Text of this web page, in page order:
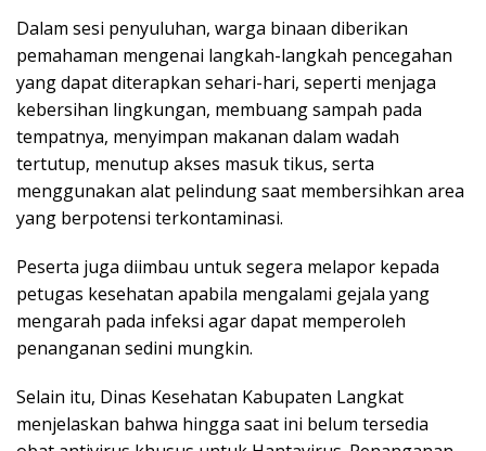
Dalam sesi penyuluhan, warga binaan diberikan
pemahaman mengenai langkah-langkah pencegahan
yang dapat diterapkan sehari-hari, seperti menjaga
kebersihan lingkungan, membuang sampah pada
tempatnya, menyimpan makanan dalam wadah
tertutup, menutup akses masuk tikus, serta
menggunakan alat pelindung saat membersihkan area
yang berpotensi terkontaminasi.
Peserta juga diimbau untuk segera melapor kepada
petugas kesehatan apabila mengalami gejala yang
mengarah pada infeksi agar dapat memperoleh
penanganan sedini mungkin.
Selain itu, Dinas Kesehatan Kabupaten Langkat
menjelaskan bahwa hingga saat ini belum tersedia